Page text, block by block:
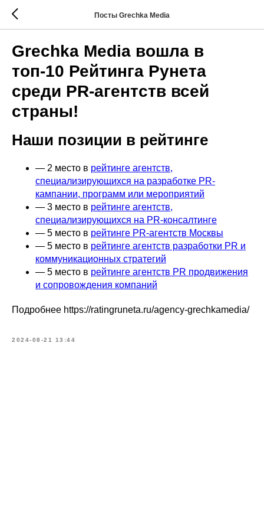
Посты Grechka Media
Grechka Media вошла в
топ-10 Рейтинга Рунета
среди PR-агентств всей
страны!
Наши позиции в рейтинге
— 2 место в рейтинге агентств,
специализирующихся на разработке PR-
кампании, программ или мероприятий
— 3 место в рейтинге агентств,
специализирующихся на PR-консалтинге
— 5 место в рейтинге PR-агентств Москвы
— 5 место в рейтинге агентств разработки PR и
коммуникационных стратегий
— 5 место в рейтинге агентств PR продвижения
и сопровождения компаний
Подробнее https://ratingruneta.ru/agency-grechkamedia/
2024-08-21 13:44